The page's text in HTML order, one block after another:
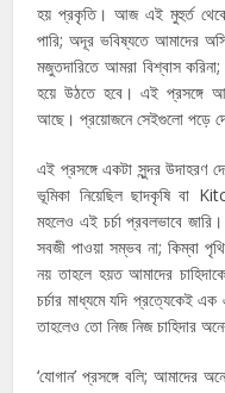
হয় প্রকৃতি। আজ এই মুহুর্ত থেকে
পারি; অদূর ভবিষ্যতে আমাদের
মজুতদারিতে আমরা বিশ্বাস
হয়ে উঠতে হবে। এই প্রসঙ্গে
আছে। প্রয়োজনে সেইগুলো পড়ে
এই প্রসঙ্গে একটা সুন্দর উদাহরণ
ভূমিকা নিয়েছিল ছাদকৃষি
মহলেও এই চর্চা প্রবলভাবে
সবজী পাওয়া সম্ভব না; কিম্বা
নয় তাহলে হয়ত আমাদের
চর্চার মাধ্যমে যদি প্রত্যেকেই
তাহলেও তো নিজ নিজ চাহিদার
‘যোগান’ প্রসঙ্গে বলি; আমাদের